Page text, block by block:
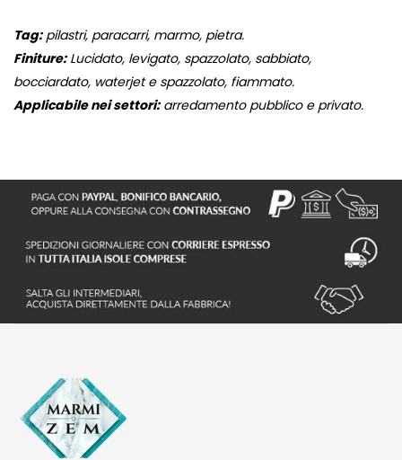
Tag:pilastri, paracarri, marmo, pietra.
Finiture:Lucidato, levigato, spazzolato, sabbiato,
bocciardato, waterjet e spazzolato, fiammato.
Applicabile nei settori:arredamento pubblico e privato.